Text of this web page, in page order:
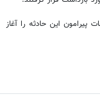
این حادثه را آغاز